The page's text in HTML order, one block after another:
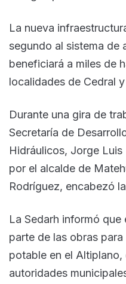
La nueva
segundo al sistema de
beneficiará a miles de
localidades de Cedral
Durante una gira de
Secretaría de
Hidráulicos, Jorge
por el alcalde de
Rodríguez, encabezó
La Sedarh informó
parte de las obras
potable en el
autoridades